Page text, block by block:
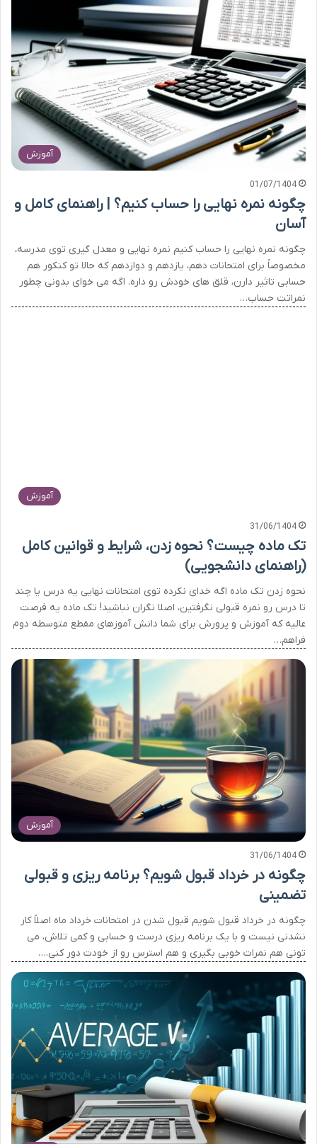
آموزش
01/07/1404
چگونه نمره نهایی را حساب کنیم؟ | راهنمای کامل و
آسان
چگونه نمره نهایی را حساب کنیم نمره نهایی و معدل گیری توی مدرسه،
مخصوصاً برای امتحانات دهم، یازدهم و دوازدهم که حالا تو کنکور هم
حسابی تاثیر دارن، قلق های خودش رو داره. اگه می خوای بدونی چطور
نمراتت حساب…
آموزش
31/06/1404
تک ماده چیست؟ نحوه زدن، شرایط و قوانین کامل
(راهنمای دانشجویی)
نحوه زدن تک ماده اگه خدای نکرده توی امتحانات نهایی یه درس یا چند
تا درس رو نمره قبولی نگرفتین، اصلا نگران نباشید! تک ماده یه فرصت
عالیه که آموزش و پرورش برای شما دانش آموزهای مقطع متوسطه دوم
فراهم…
آموزش
31/06/1404
چگونه در خرداد قبول شویم؟ برنامه ریزی و قبولی
تضمینی
چگونه در خرداد قبول شویم قبول شدن در امتحانات خرداد ماه اصلاً کار
نشدنی نیست و با یک برنامه ریزی درست و حسابی و کمی تلاش، می
تونی هم نمرات خوبی بگیری و هم استرس رو از خودت دور کنی.…